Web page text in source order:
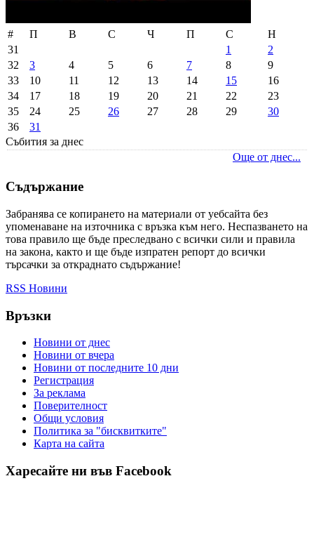
# П В С Ч П С
Н
31
1
2
32
3 4 5 6 7 8
9
33
10 11 12 13 14 15
16
34
17 18 19 20 21 22
23
35
24 25 26 27 28 29
30
36
31
Събития за днес
Още от днес...
Съдържание
Забранява се копирането на материали от уебсайта без
упоменаване на източника с връзка към него. Неспазването на
това правило ще бъде преследвано с всички сили и правила
на закона, както и ще бъде изпратен репорт до всички
търсачки за откраднато съдържание!
RSS Новини
Връзки
Новини от днес
Новини от вчера
Новини от последните 10 дни
Регистрация
За реклама
Πoвepитeлнocт
Общи условия
Политика за "бисквитките"
Карта на сайта
Харесайте ни във Facebook